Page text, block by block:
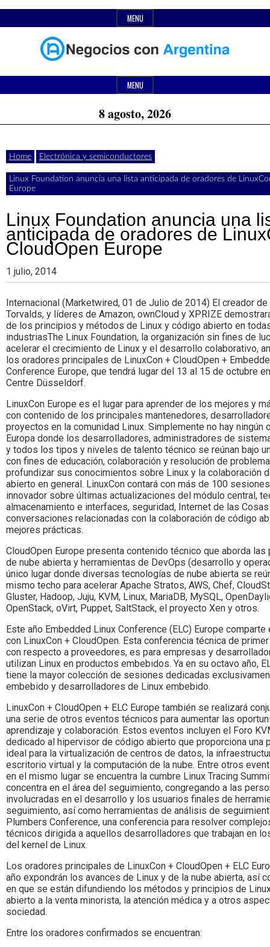
to
MENU
Negocios
con
Argentina
Últimas
noticias,
comunicados
actualidad
de
negocios
con
Argentina.
Header
MENU
8 agosto, 2026
Home Electrónica y semiconductores
Linux Foundation anuncia una lista anticipada de oradores de
Europe
Linux Foundation anuncia una
anticipada de oradores de
CloudOpen Europe
1 julio, 2014
Internacional (Marketwired, 01 de Julio de 2014) El creador de
Torvalds, y líderes de Amazon, ownCloud y XPRIZE
de los principios y métodos de Linux y código abierto en
industriasThe Linux Foundation, la organización sin fines de
acelerar el crecimiento de Linux y el desarrollo colaborativo,
los oradores principales de LinuxCon + CloudOpen +
Conference Europe, que tendrá lugar del 13 al 15 de octubre
Centre Düsseldorf.
LinuxCon Europe es el lugar para aprender de los mejores y
con contenido de los principales mantenedores,
proyectos en la comunidad Linux. Simplemente no hay ningún
Europa donde los desarrolladores, administradores de
y todos los tipos y niveles de talento técnico se reúnan bajo
con fines de educación, colaboración y resolución de
profundizar sus conocimientos sobre Linux y la colaboración
abierto en general. LinuxCon contará con más de 100
innovador sobre últimas actualizaciones del módulo central,
almacenamiento e interfaces, seguridad, Internet de las
conversaciones relacionadas con la colaboración de código
mejores prácticas.
CloudOpen Europe presenta contenido técnico que aborda las
de nube abierta y herramientas de DevOps (desarrollo y
único lugar donde diversas tecnologías de nube abierta se
mismo techo para acelerar Apache Stratos, AWS, Chef,
Gluster, Hadoop, Juju, KVM, Linux, MariaDB, MySQL,
OpenStack, oVirt, Puppet, SaltStack, el proyecto Xen y otros.
Este año Embedded Linux Conference (ELC) Europe
con LinuxCon + CloudOpen. Esta conferencia técnica de
con respecto a proveedores, es para empresas y
utilizan Linux en productos embebidos. Ya en su octavo año,
tiene la mayor colección de sesiones dedicadas
embebido y desarrolladores de Linux embebido.
LinuxCon + CloudOpen + ELC Europe también se realizará
una serie de otros eventos técnicos para aumentar las
aprendizaje y colaboración. Estos eventos incluyen el Foro
dedicado al hipervisor de código abierto que proporciona una
ideal para la virtualización de centros de datos, la
escritorio virtual y la computación de la nube. Entre otros
en el mismo lugar se encuentra la cumbre Linux Tracing
concentra en el área del seguimiento, congregando a las
involucradas en el desarrollo y los usuarios finales de
seguimiento, así como herramientas de análisis de
Plumbers Conference, una conferencia para resolver
técnicos dirigida a aquellos desarrolladores que trabajan en
del kernel de Linux.
Los oradores principales de LinuxCon + CloudOpen + ELC
año expondrán los avances de Linux y de la nube abierta, así
en que se están difundiendo los métodos y principios de
abierto a la venta minorista, la atención médica y a otros
sociedad.
Entre los oradores confirmados se encuentran: